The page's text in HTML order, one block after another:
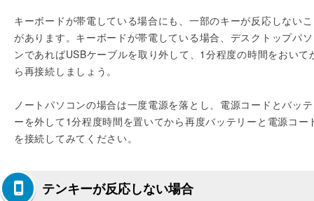
キーボードが帯電している場合にも、一部のキーが反応しない
があります。キーボードが帯電している場合、デスクトップパ
ンであればUSBケーブルを取り外して、1分程度の時間をおいて
ら再接続しましょう。
ノートパソコンの場合は一度電源を落とし、電源コードとバッ
ーを外して1分程度時間を置いてから再度バッテリーと電源コー
を接続してみてください。
テンキーが反応しない場合